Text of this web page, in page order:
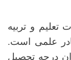
1393 در چوکات تعلیم و تربیه
دارای 7 عضو کادر علمی است.
درجه تحصیل